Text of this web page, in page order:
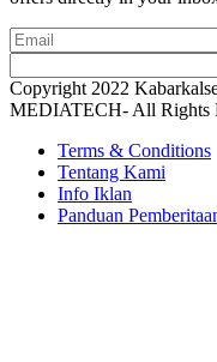
Copyright 2022
MEDIATECH- All Rights
Terms & Conditions
Tentang Kami
Info Iklan
Panduan